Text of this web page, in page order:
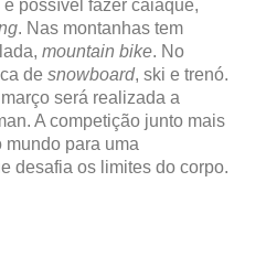
possível fazer caiaque,
. Nas montanhas tem
mountain bike. No
de snowboard, ski e trenó.
será realizada a
A competição junto mais
mundo para uma
desafia os limites do corpo.